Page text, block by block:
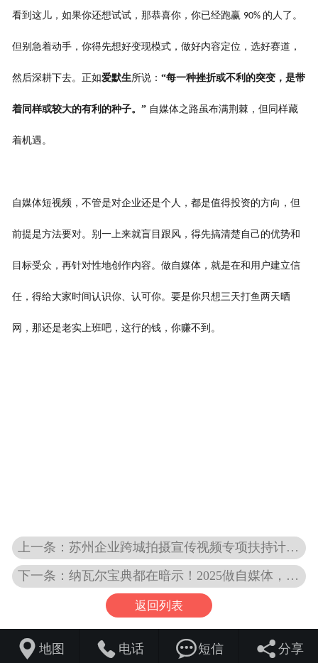
看到这儿，如果你还想试试，那恭喜你，你已经跑赢 90% 的人了。
但别急着动手，你得先想好变现模式，做好内容定位，选好赛道，
然后深耕下去。正如爱默生所说： “每一种挫折或不利的突变，是带
着同样或较大的有利的种子。” 自媒体之路虽布满荆棘，但同样藏
着机遇。
自媒体短视频，不管是对企业还是个人，都是值得投资的方向，但
前提是方法要对。别一上来就盲目跟风，得先搞清楚自己的优势和
目标受众，再针对性地创作内容。做自媒体，就是在和用户建立信
任，得给大家时间认识你、认可你。要是你只想三天打鱼两天晒
网，那还是老实上班吧，这行的钱，你赚不到。
上一条：苏州企业跨城拍摄宣传视频专项扶持计划（‌无锡稀缺场景+政策补贴双重赋能，助力品牌宣传降本增效）
下一条：纳瓦尔宝典都在暗示！2025做自媒体，你敢不敢？
返回列表
 地图  电话 短信  分享